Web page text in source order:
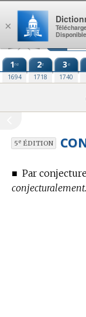
Aller au contenu
1re
1694
2e
1718
3e
1740
5eÉDITION
■ Par
conjecturalement.
×